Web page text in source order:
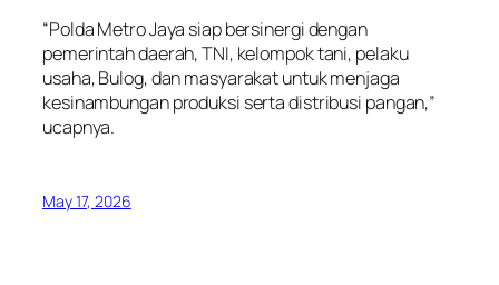
“Polda Metro Jaya siap bersinergi dengan
pemerintah daerah, TNI, kelompok tani, pelaku
usaha, Bulog, dan masyarakat untuk menjaga
kesinambungan produksi serta distribusi pangan,”
ucapnya.
May 17, 2026